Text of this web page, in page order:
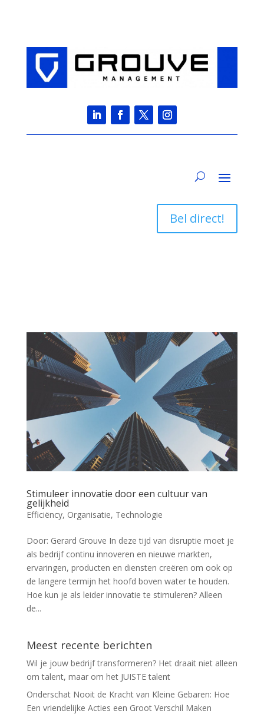
Bel direct!
Stimuleer innovatie door een cultuur van
gelijkheid
Efficiëncy, Organisatie, Technologie
Door: Gerard Grouve In deze tijd van disruptie moet je
als bedrijf continu innoveren en nieuwe markten,
ervaringen, producten en diensten creëren om ook op
de langere termijn het hoofd boven water te houden.
Hoe kun je als leider innovatie te stimuleren? Alleen
de...
Meest recente berichten
Wil je jouw bedrijf transformeren? Het draait niet alleen
om talent, maar om het JUISTE talent
Onderschat Nooit de Kracht van Kleine Gebaren: Hoe
Een vriendelijke Acties een Groot Verschil Maken